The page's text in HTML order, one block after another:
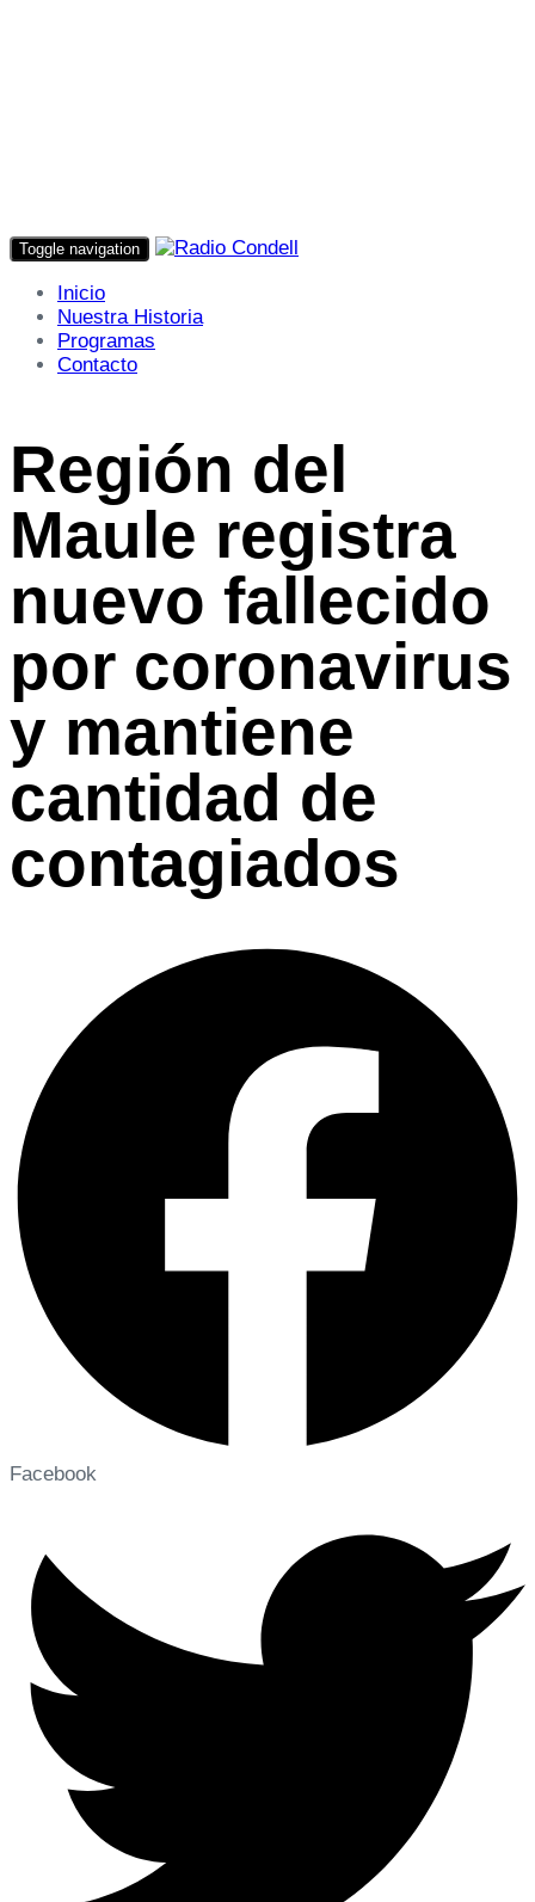
Toggle navigation
Inicio
Nuestra Historia
Programas
Contacto
Región del
Maule registra
nuevo fallecido
por coronavirus
y mantiene
cantidad de
contagiados
Facebook